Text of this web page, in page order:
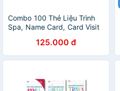
Combo 100 Thẻ Liệu Trình
Spa, Name Card, Card Visit
125.000 đ